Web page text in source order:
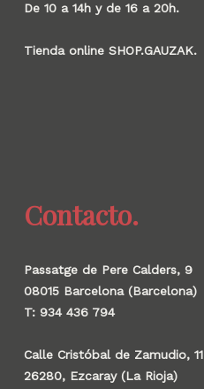
De 10 a 14h y de 16 a 20h.
Tienda online SHOP.GAUZAK.
Contacto.
Passatge de Pere Calders, 9
08015 Barcelona (Barcelona)
T: 934 436 794
Calle Cristóbal de Zamudio, 11
26280, Ezcaray (La Rioja)